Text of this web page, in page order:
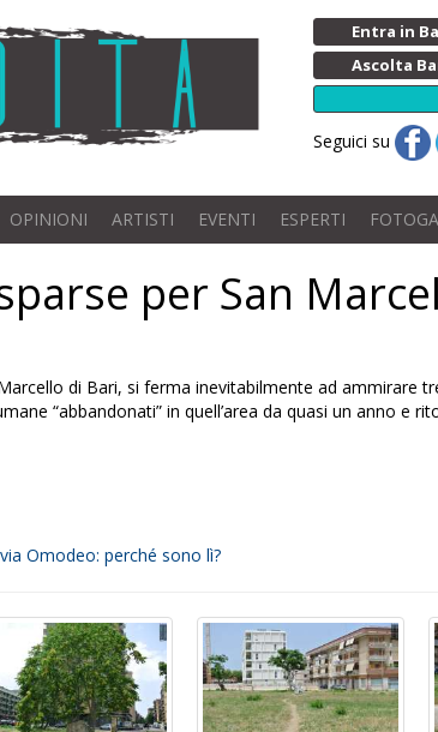
Entra in
Ascolta
Seguici su
OPINIONI ARTISTI EVENTI ESPERTI
per San
di Bari, si ferma inevitabilmente ad ammirare
“abbandonati” in quell’area da quasi un anno e
Omodeo: perché sono lì?